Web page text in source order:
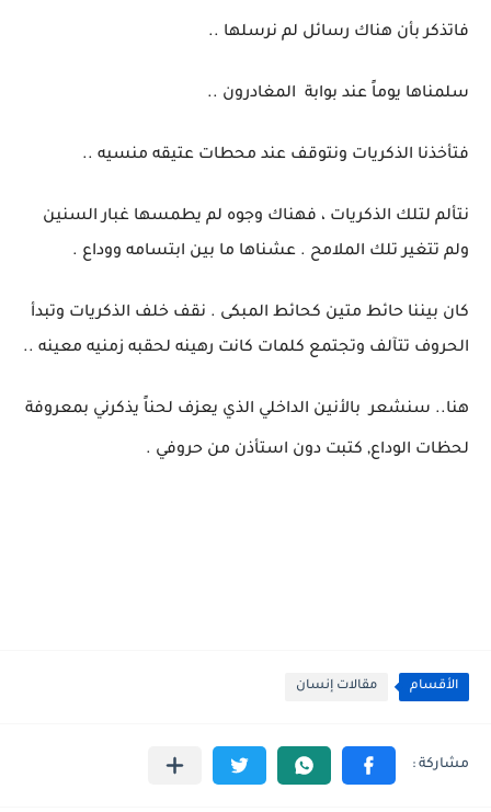
‏فاتذكر بأن هناك رسائل لم نرسلها ..
سلمناها يوماً عند بوابة المغادرون ..
‏فتأخذنا الذكريات ونتوقف عند محطات عتيقه منسيه ..
‏نتألم لتلك الذكريات ، فهناك وجوه لم يطمسها غبار السنين
ولم تتغير تلك الملامح . عشناها ما بين ابتسامه ووداع .
‏كان بيننا حائط متين كحائط المبكى . نقف خلف الذكريات وتبدأ
الحروف تتآلف وتجتمع كلمات كانت رهينه لحقبه زمنيه معينه ..
‏هنا.. سنشعر بالأنين الداخلي الذي يعزف لحناً يذكرني بمعروفة
لحظات الوداع, كتبت دون استأذن من حروفي .
الأقسام مقالات إنسان